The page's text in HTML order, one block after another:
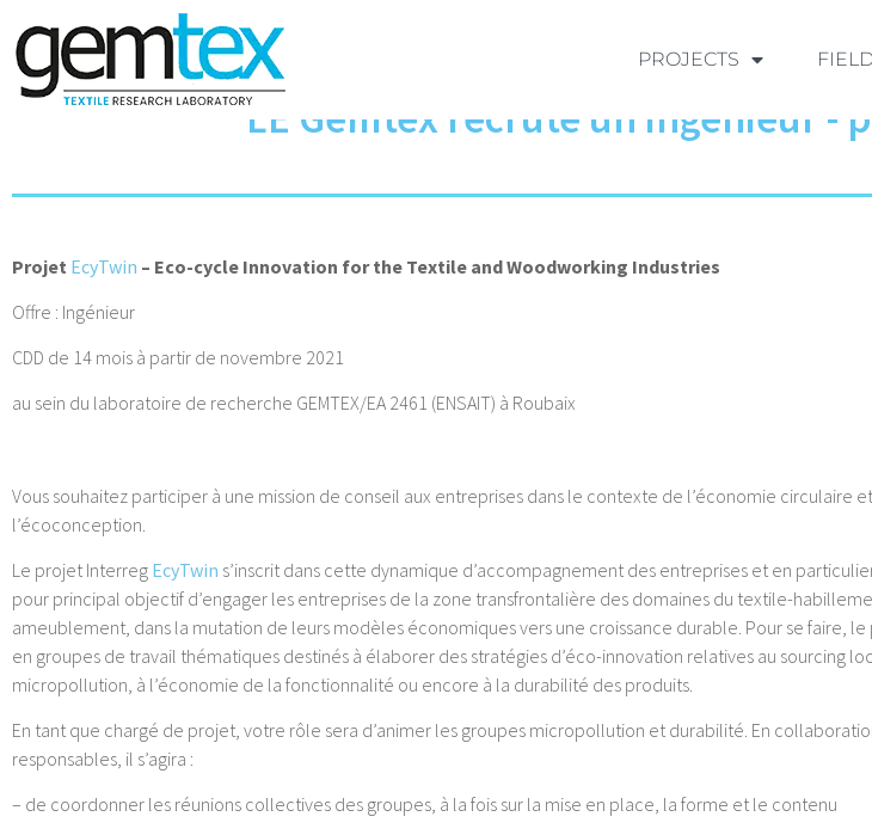
PROJECTS
LE Gemtex recrute un ingénieur -
Projet EcyTwin – Eco-cycle Innovation for the Textile and Woodworking Industries
Offre : Ingénieur
CDD de 14 mois à partir de novembre 2021
au sein du laboratoire de recherche GEMTEX/EA 2461 (ENSAIT) à Roubaix
Vous souhaitez participer à une mission de conseil aux entreprises dans le contexte de l’économie circulaire
l’écoconception.
Le projet Interreg EcyTwin s’inscrit dans cette dynamique d’accompagnement des entreprises et en particulier
pour principal objectif d’engager les entreprises de la zone transfrontalière des domaines du textile-
ameublement, dans la mutation de leurs modèles économiques vers une croissance durable. Pour se faire, le
en groupes de travail thématiques destinés à élaborer des stratégies d’éco-innovation relatives au sourcing
micropollution, à l’économie de la fonctionnalité ou encore à la durabilité des produits.
En tant que chargé de projet, votre rôle sera d’animer les groupes micropollution et durabilité. En
responsables, il s’agira :
– de coordonner les réunions collectives des groupes, à la fois sur la mise en place, la forme et le contenu